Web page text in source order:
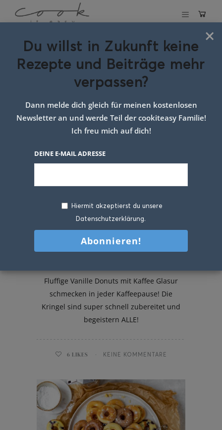
Schlagwort:
donuts aus dem
donutmaker
Fluffige Vanille Donuts mit Kaffee Glasur
schmecken in jeder Kaffeepause! Die
Kringel sind super schnell zubereitet und
begeistern ALLE!
6 LIKES KEINE KOMMENTARE
×
Du willst in Zukunft keine
Rezepte und Beiträge mehr
verpassen?
Dann melde dich gleich für meinen kostenlosen
Newsletter an und werde Teil der cookiteasy Familie!
Ich freu mich auf dich!
DEINE E-MAIL ADRESSE
Hiermit akzeptierst du unsere
Datenschutzerklärung.